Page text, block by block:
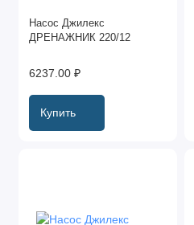
Насос Джилекс
ДРЕНАЖНИК 220/12
6237.00 ₽
Купить